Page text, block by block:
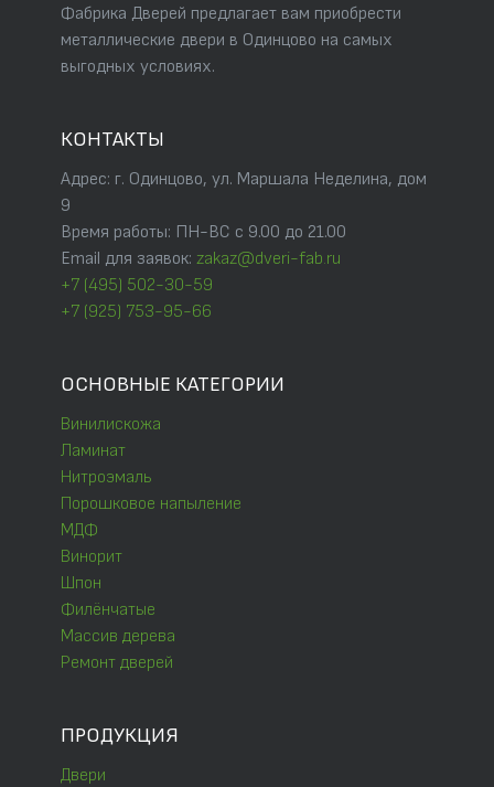
Фабрика Дверей предлагает вам приобрести
металлические двери в Одинцово на самых
выгодных условиях.
КОНТАКТЫ
Адрес: г. Одинцово, ул. Маршала Неделина, дом
9
Время работы: ПН-ВС с 9.00 до 21.00
Email для заявок: zakaz@dveri-fab.ru
+7 (495) 502-30-59
+7 (925) 753-95-66
ОСНОВНЫЕ КАТЕГОРИИ
Винилискожа
Ламинат
Нитроэмаль
Порошковое напыление
МДФ
Винорит
Шпон
Филёнчатые
Массив дерева
Ремонт дверей
ПРОДУКЦИЯ
Двери